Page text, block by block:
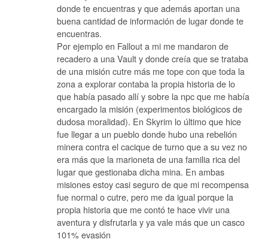
donde te encuentras y que además aportan una
buena cantidad de información de lugar donde te
encuentras.
Por ejemplo en Fallout a mi me mandaron de
recadero a una Vault y donde creía que se trataba
de una misión cutre más me tope con que toda la
zona a explorar contaba la propia historia de lo
que había pasado allí y sobre la npc que me había
encargado la misión (experimentos biológicos de
dudosa moralidad). En Skyrim lo último que hice
fue llegar a un pueblo donde hubo una rebelión
minera contra el cacique de turno que a su vez no
era más que la marioneta de una familia rica del
lugar que gestionaba dicha mina. En ambas
misiones estoy casi seguro de que mi recompensa
fue normal o cutre, pero me da igual porque la
propia historia que me contó te hace vivir una
aventura y disfrutarla y ya vale más que un casco
101% evasión